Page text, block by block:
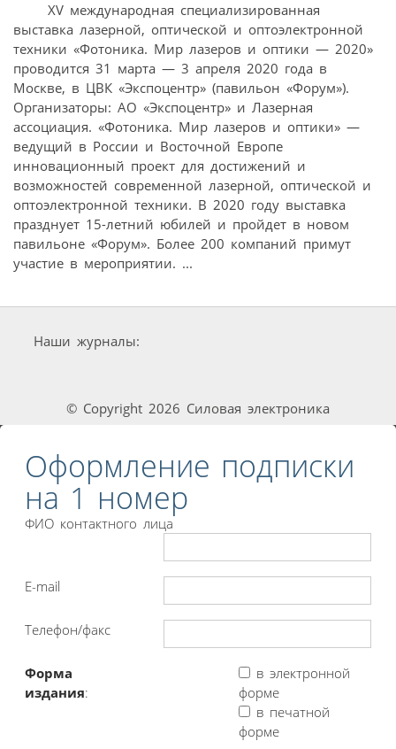
XV международная специализированная
выставка лазерной, оптической и оптоэлектронной
техники «Фотоника. Мир лазеров и оптики — 2020»
проводится 31 марта — 3 апреля 2020 года в
Москве, в ЦВК «Экспоцентр» (павильон «Форум»).
Организаторы: АО «Экспоцентр» и Лазерная
ассоциация. «Фотоника. Мир лазеров и оптики» —
ведущий в России и Восточной Европе
инновационный проект для достижений и
возможностей современной лазерной, оптической и
оптоэлектронной техники. В 2020 году выставка
празднует 15-летний юбилей и пройдет в новом
павильоне «Форум». Более 200 компаний примут
участие в мероприятии. ...
Наши журналы:
© Copyright 2026 Силовая электроника
Оформление подписки
на 1 номер
ФИО контактного лица
E-mail
Телефон/факс
Форма
издания:
в электронной
форме
в печатной
форме